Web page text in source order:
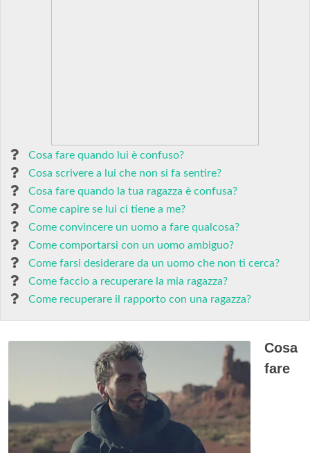
Cosa fare quando lui è confuso?
Cosa scrivere a lui che non si fa sentire?
Cosa fare quando la tua ragazza è confusa?
Come capire se lui ci tiene a me?
Come convincere un uomo a fare qualcosa?
Come comportarsi con un uomo ambiguo?
Come farsi desiderare da un uomo che non ti cerca?
Come faccio a recuperare la mia ragazza?
Come recuperare il rapporto con una ragazza?
Cosa
fare